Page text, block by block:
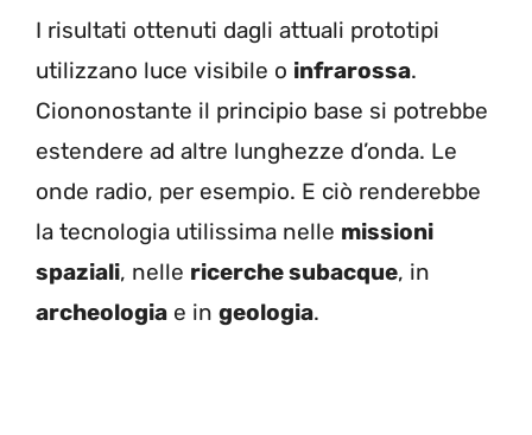
I risultati ottenuti dagli attuali prototipi
utilizzano luce visibile o infrarossa.
Ciononostante il principio base si potrebbe
estendere ad altre lunghezze d’onda. Le
onde radio, per esempio. E ciò renderebbe
la tecnologia utilissima nelle missioni
spaziali, nelle ricerche subacque, in
archeologia e in geologia.